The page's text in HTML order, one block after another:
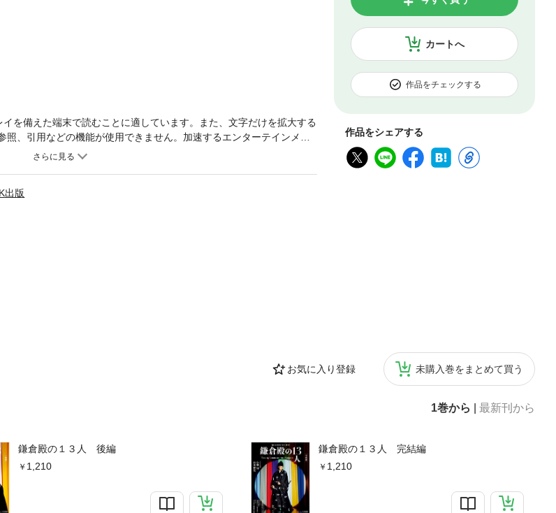
カートへ
作品をチェックする
作品をシェアする
お気に入り登録 未購入巻をまとめて買う
1巻から 最新刊から
鎌倉殿の１３人 後編
1,210
鎌倉殿の１３人 完結編
1,210
を備えた端末で読むことに適しています。また、文字だけを拡大する
、引用などの機能が使用できません。加速するエンターテインメン
2弾！小栗旬が主人公・北条義時を演じる極上のエンターテインメン
する北条義時、頼朝とそれに続く「鎌倉殿」、そして北条家の家族
を含めた豪華出演陣のインタビューでは、ドラマに向き合う生の声
歴史読み物、時代考証の特別インタビュー、過去の大河ドラマのプ
しめるページも。大河ドラマファン必携の1冊！＊電子書籍版ではプ
ンツがございます。
出版